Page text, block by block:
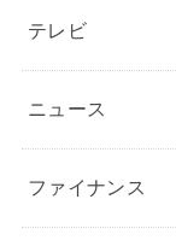
テレビ
ニュース
ファイナンス